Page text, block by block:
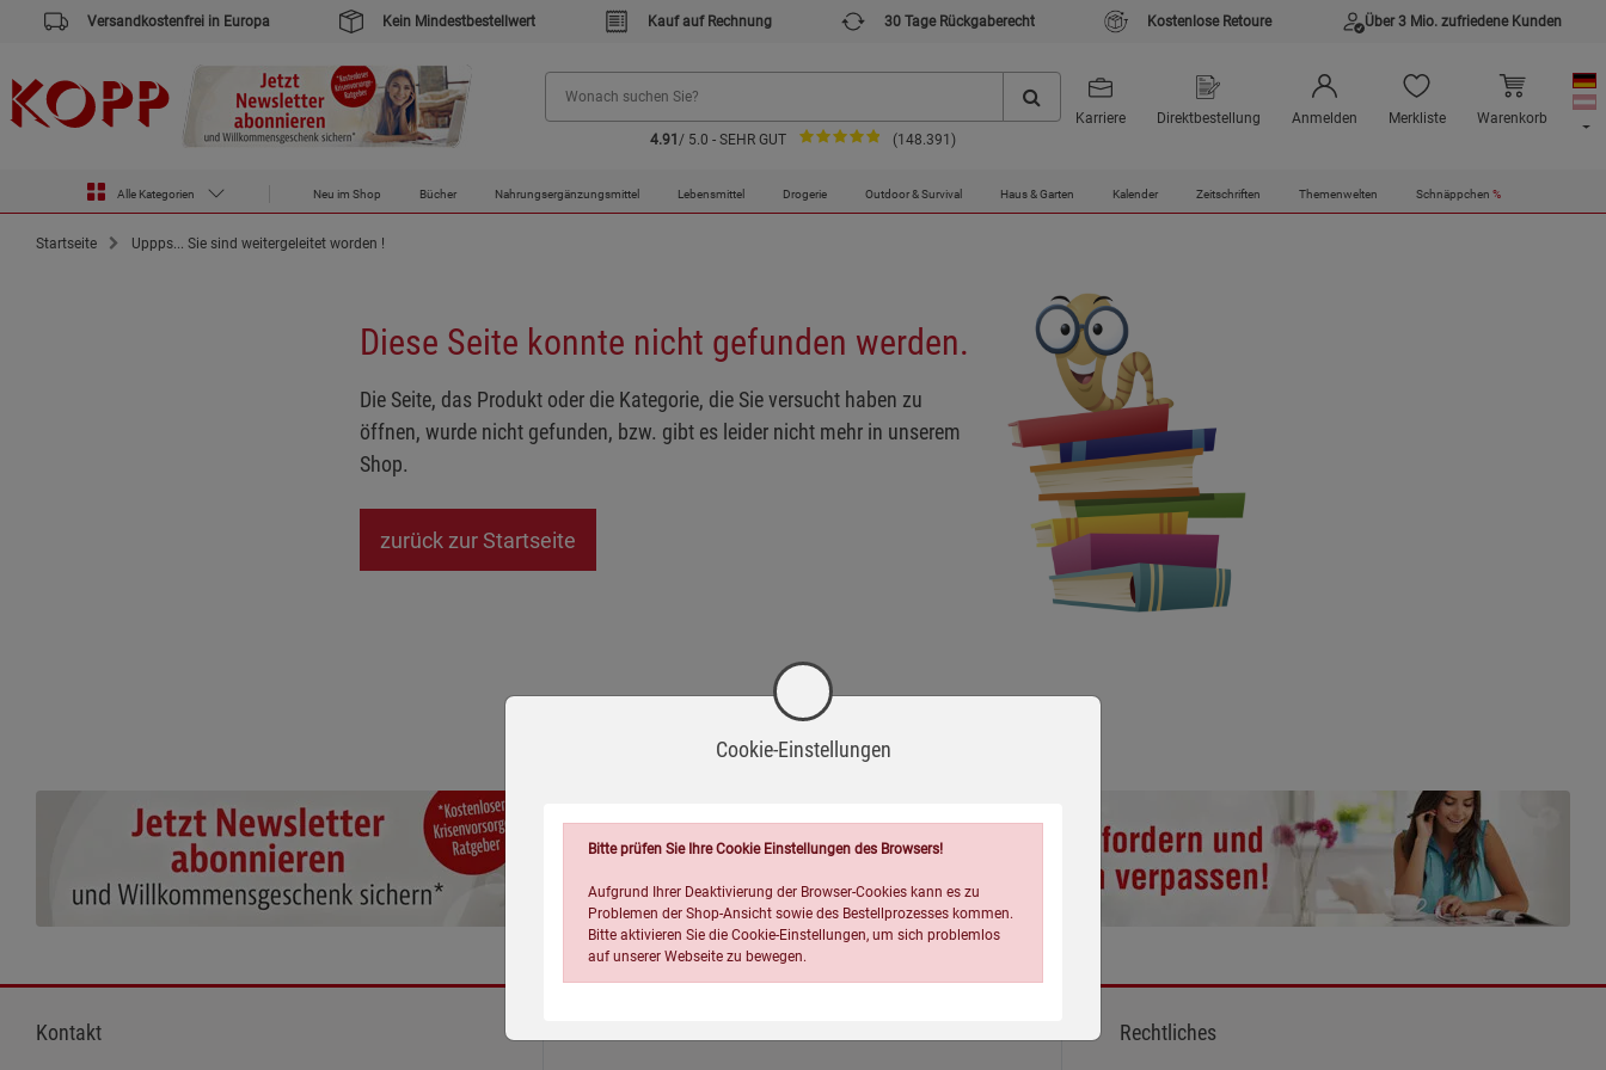
Versandkostenfrei in Europa Kein Mindestbestellwert Kauf auf Rechnung 30 Tage Rückgaberecht Kostenlose Retoure Über 3 Mio. zufriedene Kunden
4.91 / 5.0 - SEHR GUT (148.391)
Karriere Direktbestellung Anmelden Merkliste Warenkorb
Alle Kategorien Neu im Shop Bücher Nahrungsergänzungsmittel Lebensmittel Drogerie Outdoor & Survival Haus & Garten Kalender Zeitschriften Themenwelten Schnäppchen %
Startseite Uppps... Sie sind weitergeleitet worden !
Diese Seite konnte nicht gefunden werden.
Die Seite, das Produkt oder die Kategorie, die Sie versucht haben zu
öffnen, wurde nicht gefunden, bzw. gibt es leider nicht mehr in unserem
Shop.
zurück zur Startseite
Kontakt Rechtliches
Cookie-Einstellungen
Bitte prüfen Sie Ihre Cookie Einstellungen des Browsers!
Aufgrund Ihrer Deaktivierung der Browser-Cookies kann es zu
Problemen der Shop-Ansicht sowie des Bestellprozesses kommen.
Bitte aktivieren Sie die Cookie-Einstellungen, um sich problemlos
auf unserer Webseite zu bewegen.